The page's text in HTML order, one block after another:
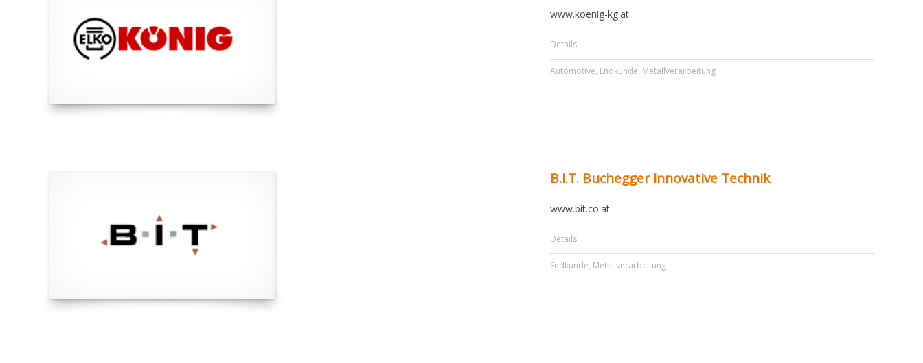
www.koenig-kg.at
Details
Automotive, Endkunde, Metallverarbeitung
B.I.T. Buchegger Innovative Technik
www.bit.co.at
Details
Endkunde, Metallverarbeitung